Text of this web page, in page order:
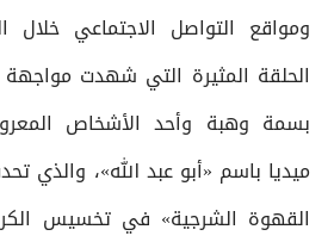
ومواقع التواصل الاجتماعي خلال
الحلقة المثيرة التي شهدت مواجهة
بسمة وهبة وأحد الأشخاص
ميديا باسم «أبو عبد الله»، والذي
القهوة الشرجية» في تخسيس